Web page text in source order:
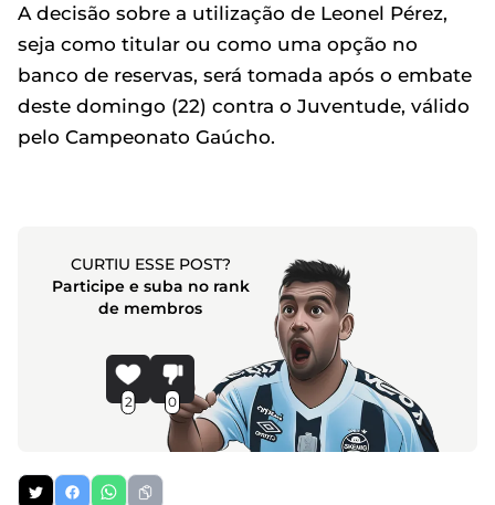
A decisão sobre a utilização de Leonel Pérez,
seja como titular ou como uma opção no
banco de reservas, será tomada após o embate
deste domingo (22) contra o Juventude, válido
pelo Campeonato Gaúcho.
CURTIU ESSE POST?
Participe e suba no rank
de membros
2 0